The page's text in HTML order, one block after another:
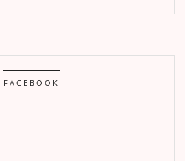
FACEBOOK